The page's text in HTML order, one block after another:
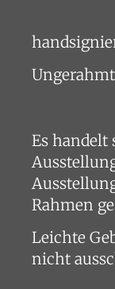
Es handelt
Rahmen
Leichte
nicht